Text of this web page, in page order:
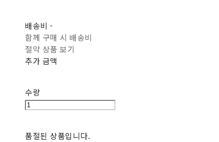
배송비-
함께 구매 시 배송비
절약 상품 보기
추가 금액
수량
품절된 상품입니다.